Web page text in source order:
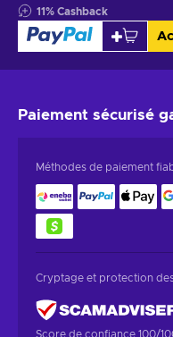
11% Cashback
Paiement sécurisé
Méthodes de paiement
Cryptage et protection
Score de confiance 100/